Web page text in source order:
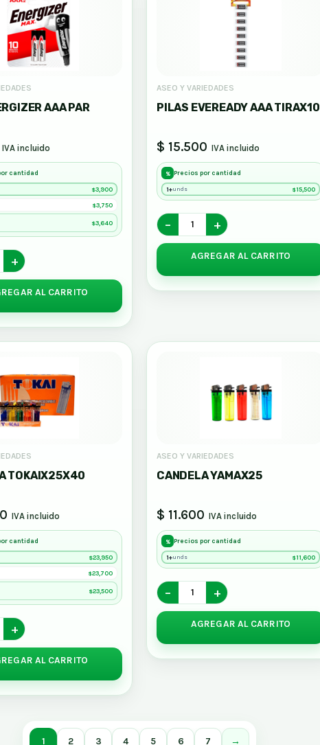
AAA PAR
IVA incluido
cantidad
$3,900
$3,750
$3,640
+
AL CARRITO
ASEO Y VARIEDADES
PILAS EVEREADY AAA TIRAX10
$ 15.500 IVA incluido
% Precios por cantidad
1+unds $15,500
− +
AGREGAR AL CARRITO
TOKAIX25X40
IVA incluido
cantidad
$23,950
$23,700
$23,500
+
AL CARRITO
ASEO Y VARIEDADES
CANDELA YAMAX25
$ 11.600 IVA incluido
% Precios por cantidad
1+unds $11,600
− +
AGREGAR AL CARRITO
1 2 3 4 5 6 7 →